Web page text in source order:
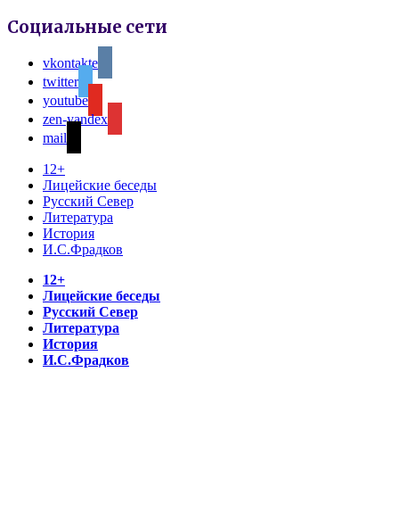
Социальные сети
vkontakte
twitter
youtube
zen-yandex
mail
12+
Лицейские беседы
Русский Север
Литература
История
И.С.Фрадков
12+
Лицейские беседы
Русский Север
Литература
История
И.С.Фрадков